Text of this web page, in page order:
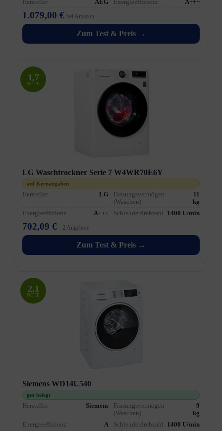
Hersteller AEG Energieeffizienz A+++
1.079,00 € bei Amazon
Zum Test & Preis →
1,7
NOTE
LG Waschtrockner Serie 7 W4WR70E6Y
auf Kernangaben
Hersteller LG
Fassungsvermögen
(Waschen)
11
kg
Energieeffizienz
A+++ Schleuderdrehzahl 1400 U/min
702,09 € · 2 Angebote
Zum Test & Preis →
2,1
NOTE
Siemens WD14U540
gut belegt
Hersteller Siemens
Fassungsvermögen
(Waschen)
9
kg
Energieeffizienz
A Schleuderdrehzahl
1400 U/min